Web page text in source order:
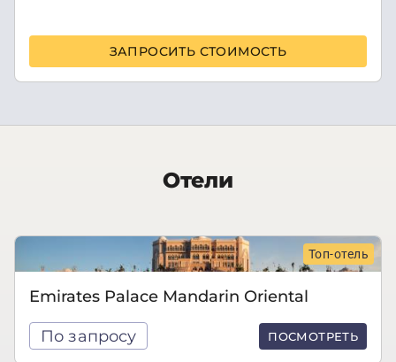
ЗАПРОСИТЬ СТОИМОСТЬ
Отели
Топ-отель
Emirates Palace Mandarin Oriental
По запросу ПОСМОТРЕТЬ